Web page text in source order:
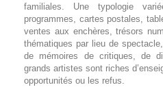
familiales. Une typologie
programmes, cartes postales,
ventes aux enchères, trésors
thématiques par lieu de
de mémoires de critiques, de
grands artistes sont riches
opportunités ou les refus.